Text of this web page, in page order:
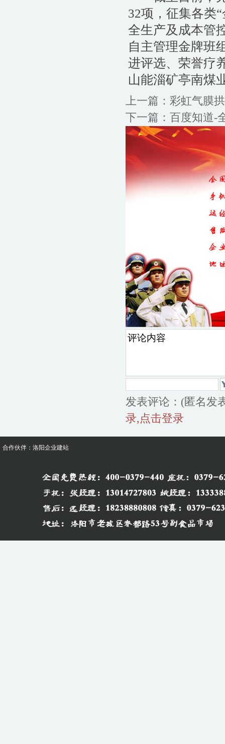
32项，征集各类
全生产及成本管
自主管理金牌班
进评选、荣誉疗
山能淄矿亭南煤
上一篇： 彩虹气膜
下一篇： 百度知道-
发表评论：(匿名发
录,点击登录
合作伙伴： 洛阳企业建站